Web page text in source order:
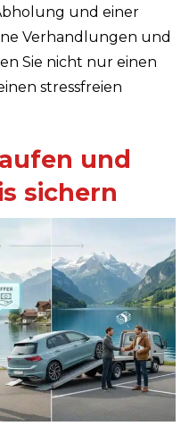
und einer
Verhandlungen und
Sie nicht nur einen
stressfreien
und
sichern